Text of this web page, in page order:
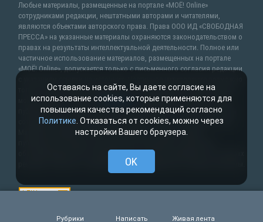
Любые материалы, размещенные на портале «МОЁ! Online»
сотрудниками редакции, нештатными авторами и читателями,
являются объектами авторского права. Права ООО ИД «СВОБОДНАЯ
ПРЕССА» на указанные материалы охраняются законодательством о
правах на результаты интеллектуальной деятельности. Полное или
частичное использование материалов, размещенных на портале
«МОЁ! Online», допускается только с письменного согласия редакции
только при условии гиперссылки на moe-belgorod.ru. Все вопросы
можно задать по адресуweb@kpv.ru. В рубрике «От первого лица»
публикуются сообщения в рамках контрактов об информационном
сотрудничестве между редакцией «МОЁ! Online» и органами власти.
Материалы рубрик «Новости партнёров» и «Будь в курсе»
об информационном сотрудничестве и (или) размещаются на правах
) размещаются на правах рекламы.
Рубрики Написать Живая лента
Оставаясь на сайте, Вы даете согласие на
использование cookies, которые применяются для
повышения качества рекомендаций согласно
Политике . Отказаться от cookies, можно через
настройки Вашего браузера.
OK